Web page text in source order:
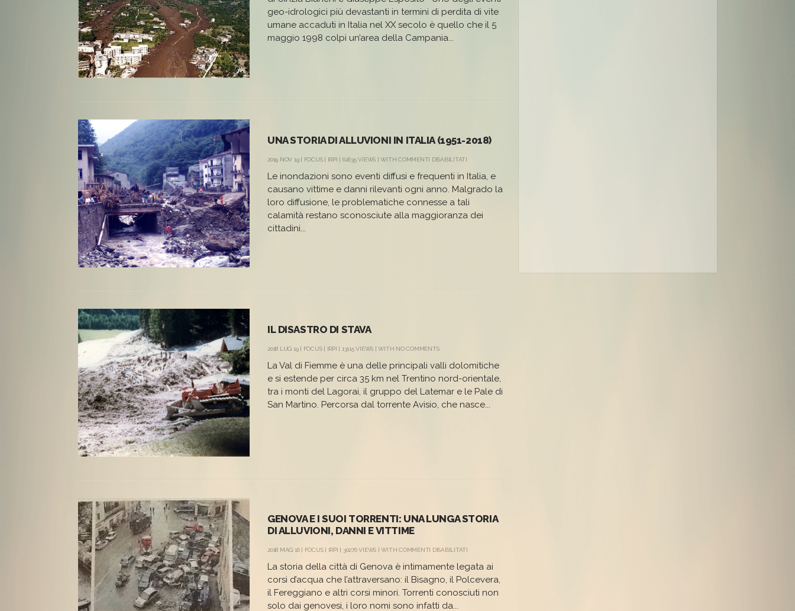
DELLE
COLATE
RAPIDE
geo-idrologici più devastanti in termini di perdita di vite
umane accaduti in Italia nel XX secolo è quello che il 5
maggio 1998 colpì un’area della Campania...
UNA STORIA DI ALLUVIONI IN ITALIA (1951-2018)
2019 NOV 19 | FOCUS| IRPI | 62635 VIEWS | WITH COMMENTI DISABILITATISU
STORIA
ALLUVIONI
ITALIA
Le inondazioni sono eventi diffusi e frequenti in Italia, e
causano vittime e danni rilevanti ogni anno. Malgrado la
loro diffusione, le problematiche connesse a tali
calamità restano sconosciute alla maggioranza dei
cittadini...
IL DISASTRO DI STAVA
2018 LUG 19 | FOCUS| IRPI | 13115 VIEWS | WITH NO COMMENTS
La Val di Fiemme è una delle principali valli dolomitiche
e si estende per circa 35 km nel Trentino nord-orientale,
tra i monti del Lagorai, il gruppo del Latemar e le Pale di
San Martino. Percorsa dal torrente Avisio, che nasce...
GENOVA E I SUOI TORRENTI: UNA LUNGA STORIA
DI ALLUVIONI, DANNI E VITTIME
2018 MAG 16 | FOCUS| IRPI | 30276 VIEWS | WITH COMMENTI DISABILITATISU
E
I
SUOI
TORRENTI:
La storia della città di Genova è intimamente legata ai
corsi d’acqua che l’attraversano: il Bisagno, il Polcevera,
il Fereggiano e altri corsi minori. Torrenti conosciuti non
solo dai genovesi, i loro nomi sono infatti da...